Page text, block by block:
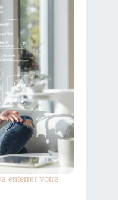
enterrer votre